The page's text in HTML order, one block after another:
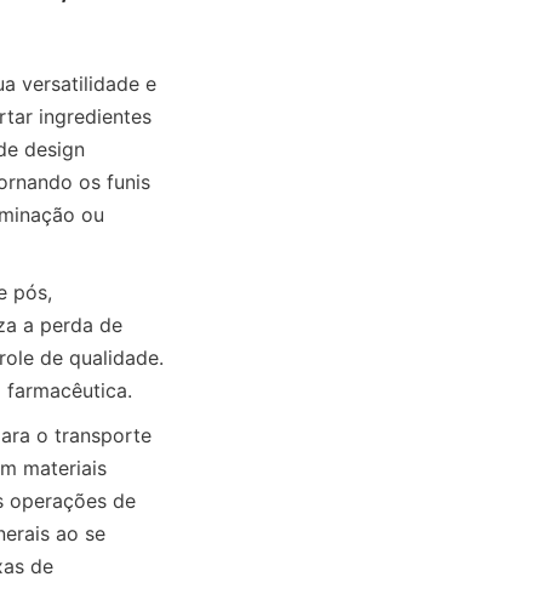
versatilidade e
ingredientes
design
os funis
ou
pós,
a perda de
de qualidade.
o transporte
materiais
operações de
ao se
de